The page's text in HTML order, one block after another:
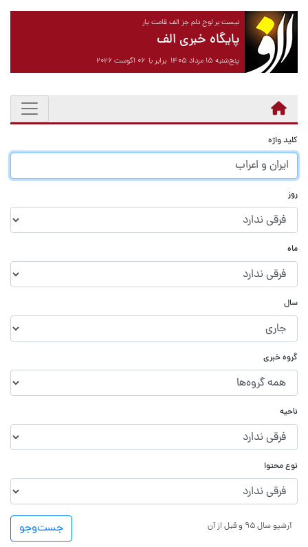
نیست بر لوح دلم جز الف قامت یار
پایگاه خبری الف
پنج‌شنبه ۱۵ مرداد ۱۴۰۵ برابر با ۰۶ آگوست ۲۰۲۶
کلید واژه
روز
ماه
سال
گروه خبری
ناحیه
نوع محتوا
جست‌و‌جو آرشیو سال ۹۵ و قبل از آن